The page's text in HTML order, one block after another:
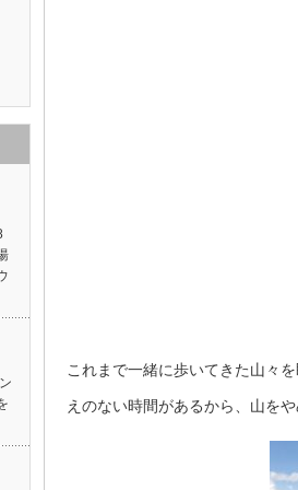
これまで一緒に歩いてきた山々
えのない時間があるから、山をや